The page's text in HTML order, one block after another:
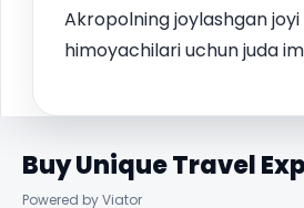
Akropolning joylashgan joyi
himoyachilari uchun juda
Buy Unique Travel
Powered by Viator